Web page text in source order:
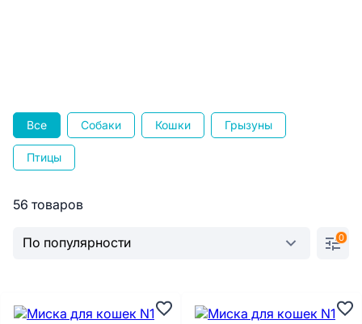
Все Собаки Кошки Грызуны
Птицы
56 товаров
0